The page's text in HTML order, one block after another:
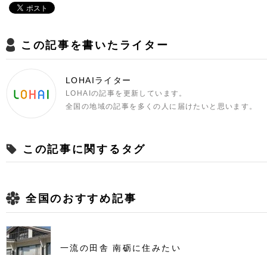
この記事を書いたライター
LOHAIライター
LOHAIの記事を更新しています。
全国の地域の記事を多くの人に届けたいと思います。
この記事に関するタグ
全国のおすすめ記事
一流の田舎 南砺に住みたい